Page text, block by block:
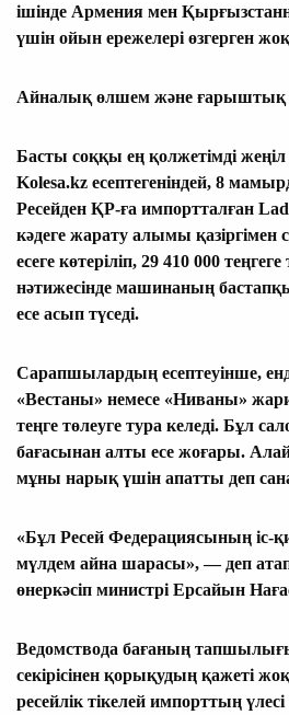
ішінде Армения мен
үшін ойын ережелері өзгерген
Айналық өлшем және ғарыштық
Басты соққы ең қолжетімді жеңіл
Kolesa.kz есептегеніндей, 8
Ресейден ҚР-ға импортталған
кәдеге жарату алымы қазіргімен
есеге көтеріліп, 29 410 000
нәтижесінде машинаның
есе асып түседі.
Сарапшылардың есептеуінше,
«Вестаны» немесе «Ниваны»
теңге төлеуге тура келеді. Бұл
бағасынан алты есе жоғары.
мұны нарық үшін апатты деп
«Бұл Ресей Федерациясының іс-
мүлдем айна шарасы», — деп
өнеркәсіп министрі Ерсайын
Ведомствода бағаның
секірісінен қорықудың қажеті жоқ
ресейлік тікелей импорттың